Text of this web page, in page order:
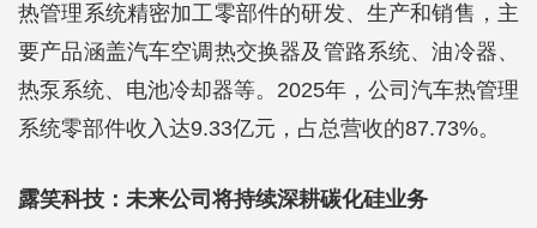
热管理系统精密加工零部件的研发、生产和销售，主
要产品涵盖汽车空调热交换器及管路系统、油冷器、
热泵系统、电池冷却器等。2025年，公司汽车热管理
系统零部件收入达9.33亿元，占总营收的87.73%。
露笑科技：未来公司将持续深耕碳化硅业务